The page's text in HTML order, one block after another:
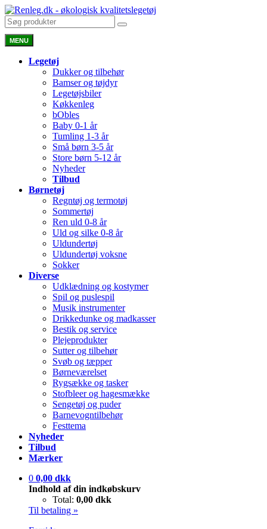
MENU
Legetøj
Dukker og tilbehør
Bamser og tøjdyr
Legetøjsbiler
Køkkenleg
bObles
Baby 0-1 år
Tumling 1-3 år
Små børn 3-5 år
Store børn 5-12 år
Nyheder
Tilbud
Børnetøj
Regntøj og termotøj
Sommertøj
Ren uld 0-8 år
Uld og silke 0-8 år
Uldundertøj
Uldundertøj voksne
Sokker
Diverse
Udklædning og kostymer
Spil og puslespil
Musik instrumenter
Drikkedunke og madkasser
Bestik og service
Plejeprodukter
Sutter og tilbehør
Svøb og tæpper
Børneværelset
Rygsække og tasker
Stofbleer og hagesmække
Sengetøj og puder
Barnevogntilbehør
Festtema
Nyheder
Tilbud
Mærker
0 0,00 dkk
Indhold af din indkøbskurv
Total: 0,00 dkk
Til betaling »